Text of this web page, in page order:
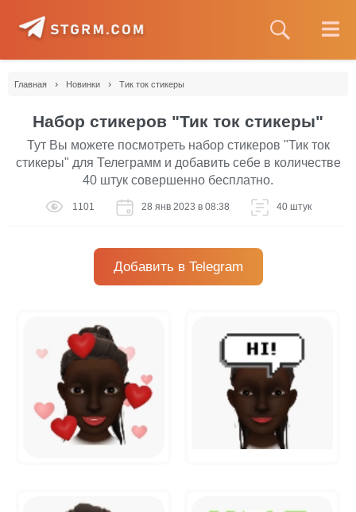
Главная › Новинки › Тик ток стикеры
Набор стикеров "Тик ток стикеры"
Тут Вы можете посмотреть набор стикеров "Тик ток
стикеры" для Телеграмм и добавить себе в количестве
40 штук совершенно бесплатно.
1101 28 янв 2023 в 08:38 40 штук
Добавить в Telegram